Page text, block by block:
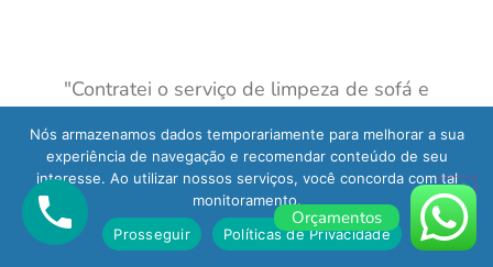
"Contratei o serviço de limpeza de sofá e
equipe foi muito profissional e deixaram
meu sofá limpo e sem cheiro. Além disso,
eles foram bastante pontuais. Com certeza
recomendo a empresa para quem precisa
Orçamentos
Nós armazenamos dados temporariamente para melhorar a sua
experiência de navegação e recomendar conteúdo de seu
interesse. Ao utilizar nossos serviços, você concorda com tal
monitoramento.
Prosseguir
Políticas de Privacidade